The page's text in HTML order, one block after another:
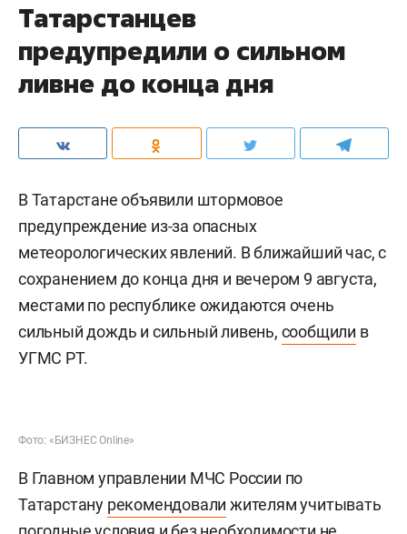
Татарстанцев
предупредили о сильном
ливне до конца дня
В Татарстане объявили штормовое
предупреждение из-за опасных
метеорологических явлений. В ближайший час, с
сохранением до конца дня и вечером 9 августа,
местами по республике ожидаются очень
сильный дождь и сильный ливень, сообщили в
УГМС РТ.
Фото: «БИЗНЕС Online»
В Главном управлении МЧС России по
Татарстану рекомендовали жителям учитывать